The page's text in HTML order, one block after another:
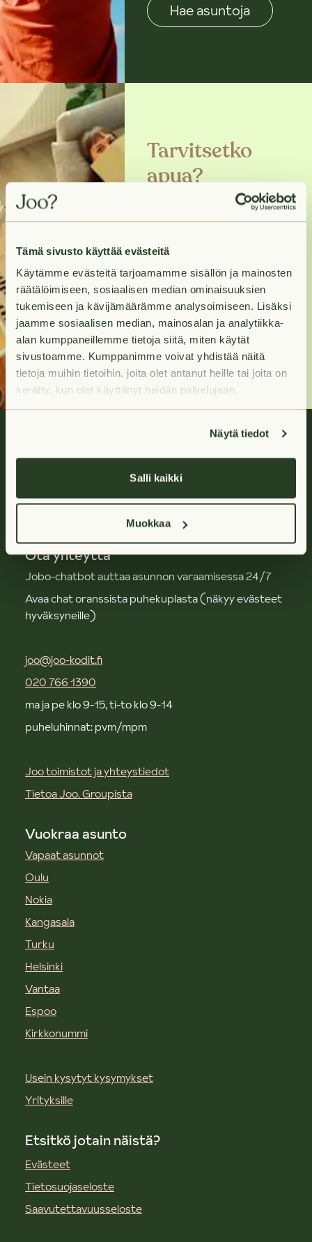
Tämä sivusto käyttää evästeitä
Käytämme evästeitä tarjoamamme sisällön ja mainosten
räätälöimiseen, sosiaalisen median ominaisuuksien
tukemiseen ja kävijämäärämme analysoimiseen. Lisäksi
jaamme sosiaalisen median, mainosalan ja analytiikka-
alan kumppaneillemme tietoja siitä, miten käytät
sivustoamme. Kumppanimme voivat yhdistää näitä
tietoja muihin tietoihin, joita olet antanut heille tai joita on
kerätty, kun olet käyttänyt heidän palvelujaan.
Näytä tiedot
Salli kaikki
Muokkaa
Hae asuntoja
Tarvitsetko
apua?
Ota meihin yhteyttä ja
että pääset uuteet
kotiisi nopeasti ja
vaivattomasti.
Ota yhteyttä
Ota yhteyttä
Jobo-chatbot auttaa asunnon varaamisessa 24/7
Avaa chat oranssista puhekuplasta (näkyy evästeet
hyväksyneille)
joo@joo-kodit.fi
020 766 1390
ma ja pe klo 9-15, ti-to klo 9-14
puheluhinnat: pvm/mpm
Joo toimistot ja yhteystiedot
Tietoa Joo. Groupista
Vuokraa asunto
Vapaat asunnot
Oulu
Nokia
Kangasala
Turku
Helsinki
Vantaa
Espoo
Kirkkonummi
Usein kysytyt kysymykset
Yrityksille
Etsitkö jotain näistä?
Evästeet
Tietosuojaseloste
Saavutettavuusseloste